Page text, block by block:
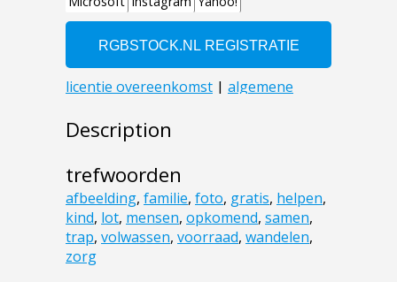
Description
trefwoorden
afbeelding, familie, foto, gratis, helpen,
kind, lot, mensen, opkomend, samen,
trap, volwassen, voorraad, wandelen,
zorg